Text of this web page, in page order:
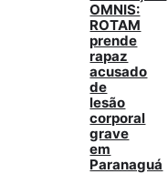
OMNIS:
ROTAM
prende
rapaz
acusado
de
lesão
corporal
grave
em
Paranaguá